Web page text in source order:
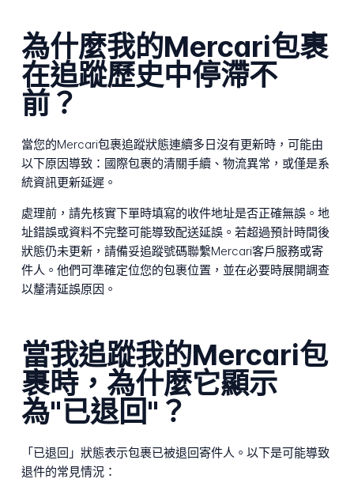
為什麼我的Mercari包裹
在追蹤歷史中停滯不
前？
當您的Mercari包裹追蹤狀態連續多日沒有更新時，可能由
以下原因導致：國際包裹的清關手續、物流異常，或僅是系
統資訊更新延遲。
處理前，請先核實下單時填寫的收件地址是否正確無誤。地
址錯誤或資料不完整可能導致配送延誤。若超過預計時間後
狀態仍未更新，請備妥追蹤號碼聯繫Mercari客戶服務或寄
件人。他們可準確定位您的包裹位置，並在必要時展開調查
以釐清延誤原因。
當我追蹤我的Mercari包
裹時，為什麼它顯示
為"已退回"？
「已退回」狀態表示包裹已被退回寄件人。以下是可能導致
退件的常見情況：